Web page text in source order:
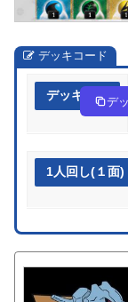
デッキコード
デッキ作成 デ
1人回し(１面)